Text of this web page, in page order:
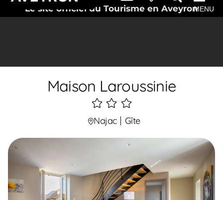
Le site officiel du Tourisme en AveyronMENU
Maison Laroussinie
3
étoiles
Najac Gîte